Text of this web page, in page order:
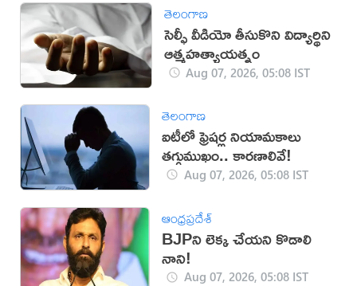
తెలంగాణ
సెల్ఫీ వీడియో తీసుకొని విద్యార్థిని
ఆత్మహత్యాయత్నం
Aug 07, 2026, 05:08 IST
తెలంగాణ
ఐటీలో ఫ్రెషర్ల నియామకాలు
తగ్గుముఖం.. కారణాలివే!
Aug 07, 2026, 05:08 IST
ఆంధ్రప్రదేశ్
BJPని లెక్క చేయని కొడాలి
నాని!
Aug 07, 2026, 05:08 IST